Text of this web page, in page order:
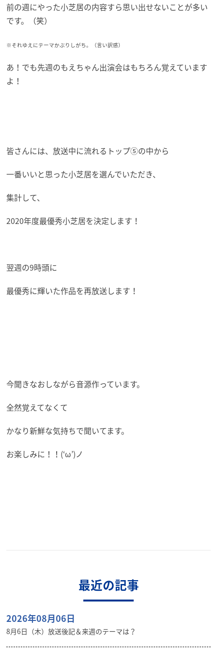
前の週にやった小芝居の内容すら思い出せないことが多い
です。（笑）
※それゆえにテーマかぶりしがち。（言い訳感）
あ！でも先週のもえちゃん出演会はもちろん覚えています
よ！
皆さんには、放送中に流れるトップ⑤の中から
一番いいと思った小芝居を選んでいただき、
集計して、
2020年度最優秀小芝居を決定します！
翌週の9時頭に
最優秀に輝いた作品を再放送します！
今聞きなおしながら音源作っています。
全然覚えてなくて
かなり新鮮な気持ちで聞いてます。
お楽しみに！！(‘ω’)ノ
最近の記事
2026年08月06日
8月6日（木）放送後記＆来週のテーマは？